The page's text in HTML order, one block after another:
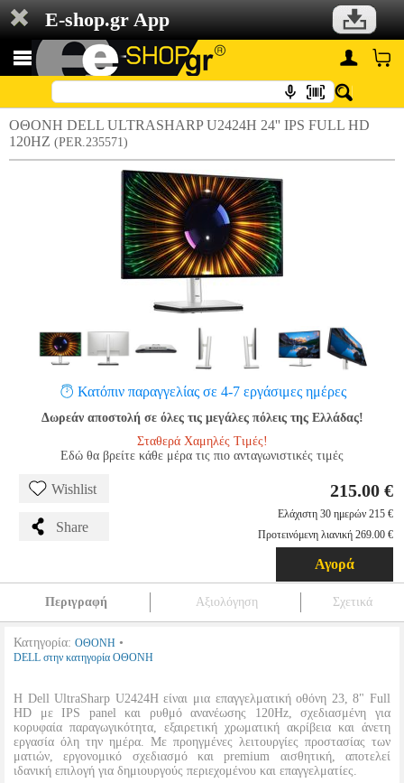
E-shop.gr App
ΟΘΟΝΗ DELL ULTRASHARP U2424H 24'' IPS FULL HD
120HZ (PER.235571)
Κατόπιν παραγγελίας σε 4-7 εργάσιμες ημέρες
Δωρεάν αποστολή σε όλες τις μεγάλες πόλεις της Ελλάδας!
Σταθερά Χαμηλές Τιμές!
Εδώ θα βρείτε κάθε μέρα τις πιο ανταγωνιστικές τιμές
Wishlist
Share
215.00 €
Ελάχιστη 30 ημερών 215 €
Προτεινόμενη λιανική 269.00 €
Αγορά
Περιγραφή Αξιολόγηση Σχετικά
Κατηγορία: ΟΘΟΝΗ •
DELL στην κατηγορία ΟΘΟΝΗ
Η Dell UltraSharp U2424H είναι μια επαγγελματική οθόνη 23, 8" Full
HD με IPS panel και ρυθμό ανανέωσης 120Hz, σχεδιασμένη για
κορυφαία παραγωγικότητα, εξαιρετική χρωματική ακρίβεια και άνετη
εργασία όλη την ημέρα. Με προηγμένες λειτουργίες προστασίας των
ματιών, εργονομικό σχεδιασμό και premium αισθητική, αποτελεί
ιδανική επιλογή για δημιουργούς περιεχομένου και επαγγελματίες.